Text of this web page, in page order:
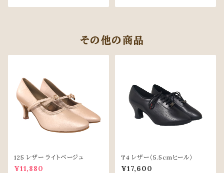
その他の商品
125 レザー ライトベージュ
¥11,880
T4 レザー（5.5cmヒール）
¥17,600